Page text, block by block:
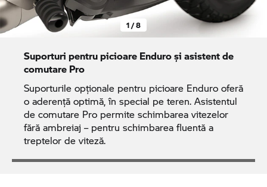
1 / 8
Suporturi pentru picioare Enduro și asistent de
comutare Pro
Suporturile opționale pentru picioare Enduro oferă
o aderență optimă, în special pe teren. Asistentul
de comutare Pro permite schimbarea vitezelor
fără ambreiaj – pentru schimbarea fluentă a
treptelor de viteză.